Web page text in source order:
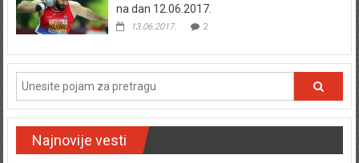
na dan 12.06.2017.
13.06.2017. 2
Najnovije vesti